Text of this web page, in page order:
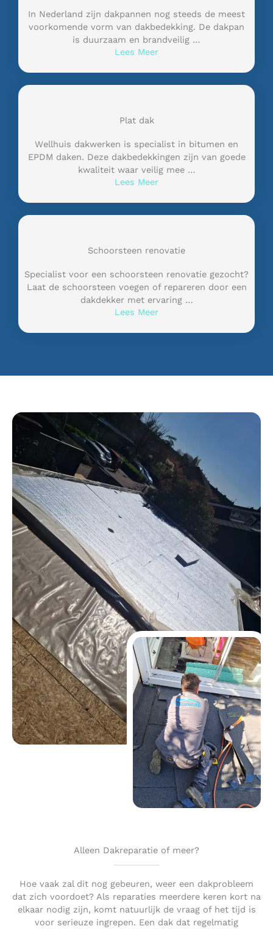
In Nederland zijn dakpannen nog steeds de meest
voorkomende vorm van dakbedekking. De dakpan
is duurzaam en brandveilig …
Lees Meer
Plat dak
Wellhuis dakwerken is specialist in bitumen en
EPDM daken. Deze dakbedekkingen zijn van goede
kwaliteit waar veilig mee …
Lees Meer
Schoorsteen renovatie
Specialist voor een schoorsteen renovatie gezocht?
Laat de schoorsteen voegen of repareren door een
dakdekker met ervaring …
Lees Meer
Alleen Dakreparatie of meer?
Hoe vaak zal dit nog gebeuren, weer een dakprobleem
dat zich voordoet? Als reparaties meerdere keren kort na
elkaar nodig zijn, komt natuurlijk de vraag of het tijd is
voor serieuze ingrepen. Een dak dat regelmatig